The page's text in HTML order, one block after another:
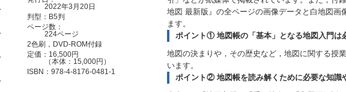
地図 最新版』の全ページの画像データと白地図画
ます。
ポイント① 地図帳の「基本」となる地図入門は
地図の決まりや，その歴史など，地図に関する授
います。
ポイント② 地図帳を読み解くために必要な知識
2022年3月20日
判型：B5判
ページ数：
224ページ
2色刷，DVD-ROM付録
定価：16,500円
（本体：15,000円）
ISBN：978-4-8176-0481-1